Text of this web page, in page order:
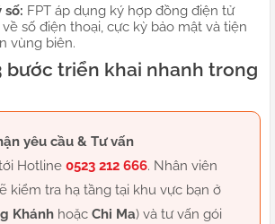
số: FPT áp dụng ký hợp đồng điện tử
số điện thoại, cực kỳ bảo mật và tiện
vùng biên.
bước triển khai nhanh trong
yêu cầu & Tư vấn
Hotline 0523 212 666. Nhân viên
kiểm tra hạ tầng tại khu vực bạn ở
Khánh hoặc Chi Ma) và tư vấn gói